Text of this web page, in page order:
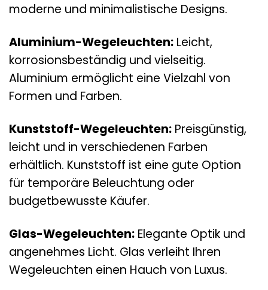
moderne und minimalistische Designs.
Aluminium-Wegeleuchten: Leicht,
korrosionsbeständig und vielseitig.
Aluminium ermöglicht eine Vielzahl von
Formen und Farben.
Kunststoff-Wegeleuchten: Preisgünstig,
leicht und in verschiedenen Farben
erhältlich. Kunststoff ist eine gute Option
für temporäre Beleuchtung oder
budgetbewusste Käufer.
Glas-Wegeleuchten: Elegante Optik und
angenehmes Licht. Glas verleiht Ihren
Wegeleuchten einen Hauch von Luxus.